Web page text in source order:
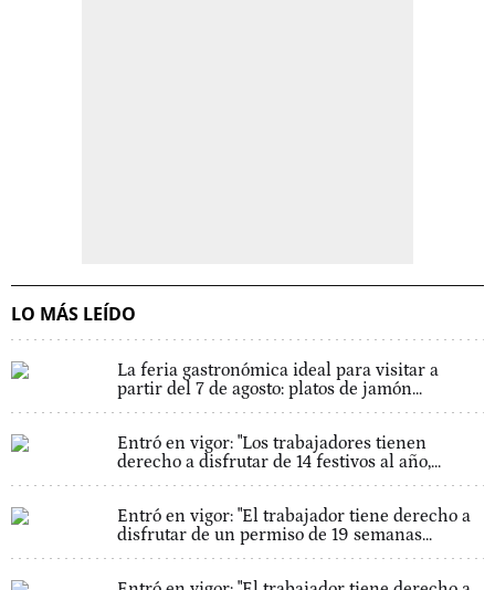
LO MÁS LEÍDO
La feria gastronómica ideal para visitar a
partir del 7 de agosto: platos de jamón...
Entró en vigor: "Los trabajadores tienen
derecho a disfrutar de 14 festivos al año,...
Entró en vigor: "El trabajador tiene derecho a
disfrutar de un permiso de 19 semanas...